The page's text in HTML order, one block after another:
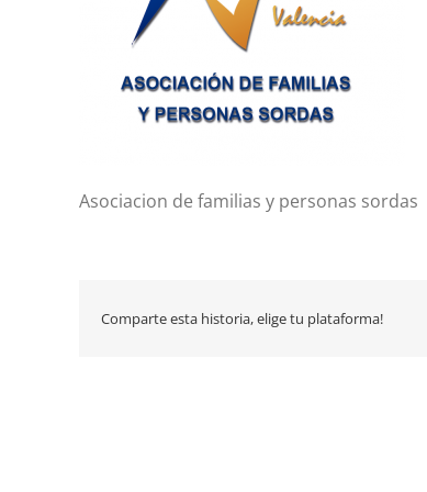
Asociacion de familias y personas sordas
Comparte esta historia, elige tu plataforma!